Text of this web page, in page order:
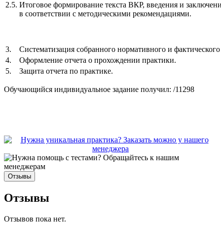
2.5. Итоговое формирование текста ВКР, введения и
в соответствии с методическими рекомендациями.
3.
Систематизация собранного нормативного и
4.
Оформление отчета о прохождении практики.
5.
Защита отчета по практике.
Обучающийся индивидуальное задание получил: /11298
Отзывы
Отзывы
Отзывов пока нет.